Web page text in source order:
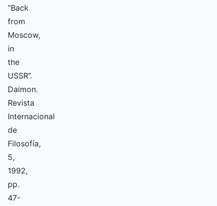
“Back
from
Moscow,
in
the
USSR”.
Daimon.
Revista
Internacional
de
Filosofía,
5,
1992,
pp.
47-